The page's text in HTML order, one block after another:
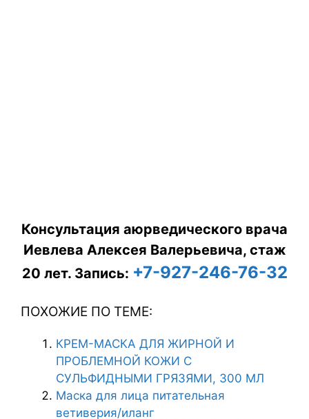
Консультация аюрведического врача
Иевлева Алексея Валерьевича, стаж
20 лет. Запись: +7-927-246-76-32
ПОХОЖИЕ ПО ТЕМЕ:
КРЕМ-МАСКА ДЛЯ ЖИРНОЙ И
ПРОБЛЕМНОЙ КОЖИ С
СУЛЬФИДНЫМИ ГРЯЗЯМИ, 300 МЛ
Маска для лица питательная
ветиверия/иланг